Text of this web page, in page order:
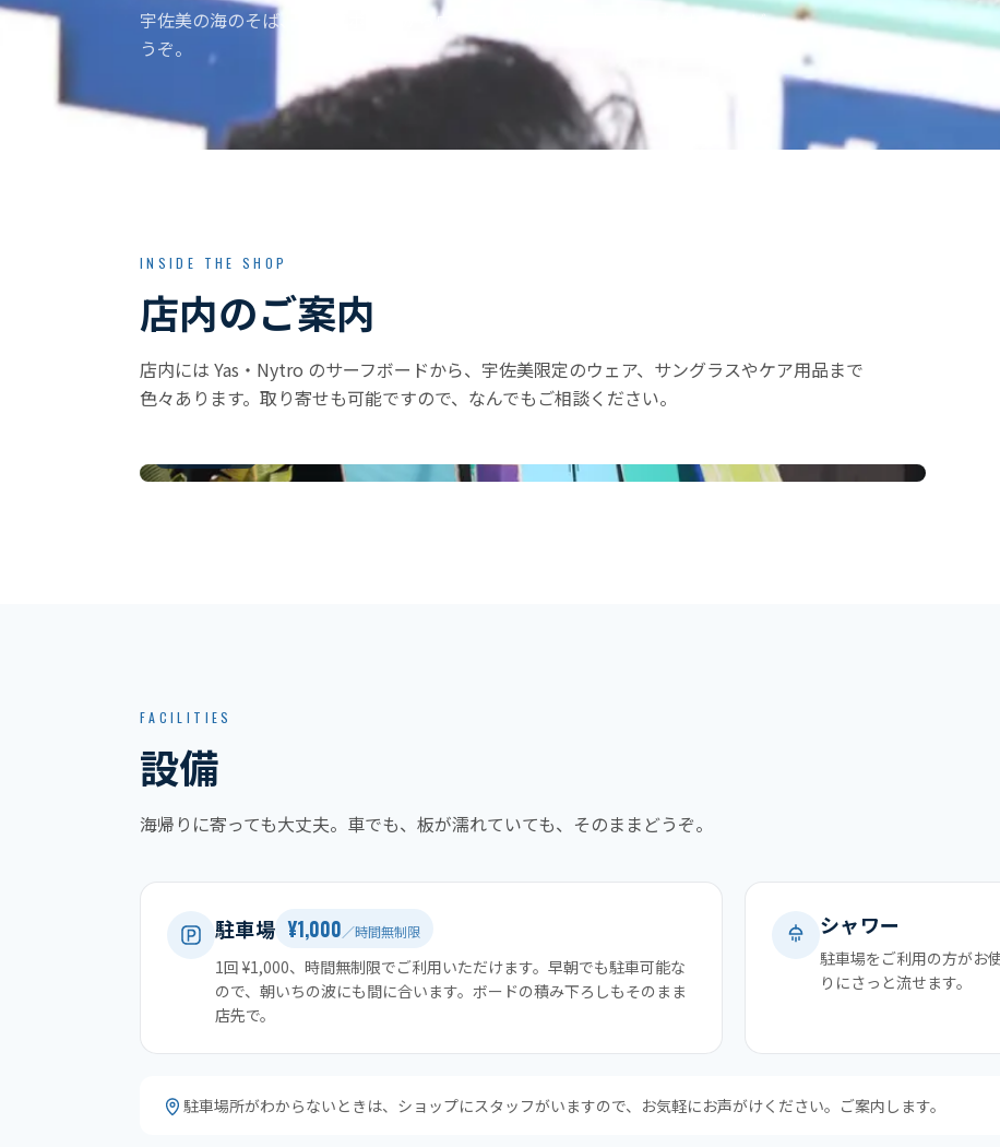
宇佐美の海のそば、サーフボードからウェア・小物まで。見に来るだけでも、ど
うぞ。
INSIDE THE SHOP
店内のご案内
店内には Yas・Nytro のサーフボードから、宇佐美限定のウェア、サングラスやケア用品まで
色々あります。取り寄せも可能ですので、なんでもご相談ください。
ショーウィンドウ
小物・アイウェア
FACILITIES
設備
海帰りに寄っても大丈夫。車でも、板が濡れていても、そのままどうぞ。
駐車場 ¥1,000／時間無制限
1回 ¥1,000、時間無制限でご利用いただけます。早朝でも駐車可能な
ので、朝いちの波にも間に合います。ボードの積み下ろしもそのまま
店先で。
シャワー
駐車場をご利用の方がお
りにさっと流せます。
駐車場所がわからないときは、ショップにスタッフがいますので、お気軽にお声がけください。ご案内します。